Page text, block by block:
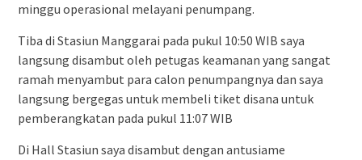
minggu operasional melayani penumpang.
Tiba di Stasiun Manggarai pada pukul 10:50 WIB saya
langsung disambut oleh petugas keamanan yang sangat
ramah menyambut para calon penumpangnya dan saya
langsung bergegas untuk membeli tiket disana untuk
pemberangkatan pada pukul 11:07 WIB
Di Hall Stasiun saya disambut dengan antusiame